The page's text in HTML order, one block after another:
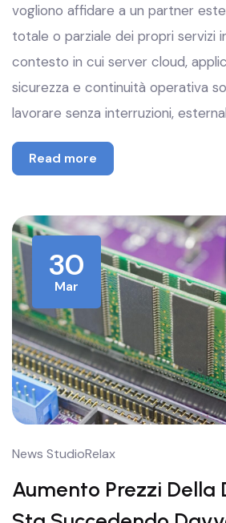
vogliono affidare a un partner
totale o parziale dei propri servizi
contesto in cui server cloud,
sicurezza e continuità operativa
lavorare senza interruzioni,
Read more
30
Mar
News StudioRelax
Aumento Prezzi Della